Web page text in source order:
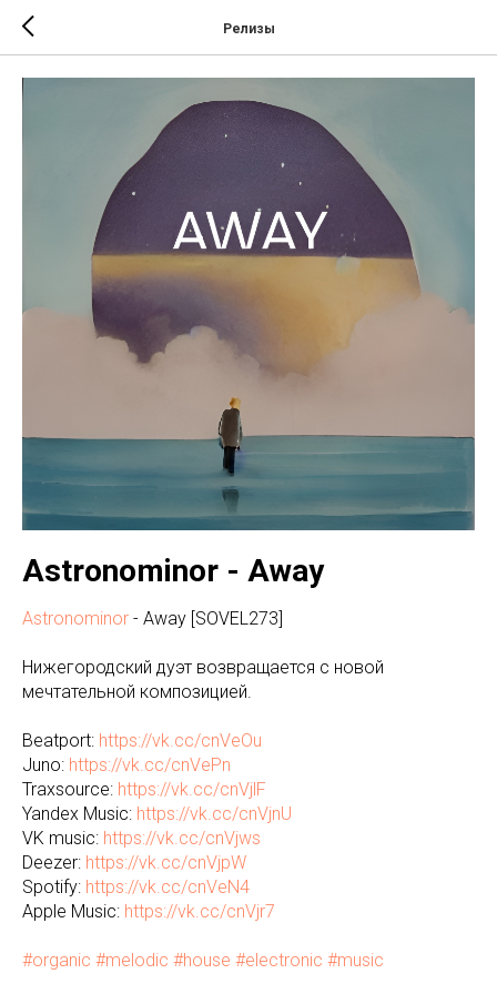
Релизы
Astronominor - Away
Astronominor - Away [SOVEL273]
Нижегородский дуэт возвращается с новой
мечтательной композицией.
Beatport: https://vk.cc/cnVeOu
Juno: https://vk.cc/cnVePn
Traxsource: https://vk.cc/cnVjlF
Yandex Music: https://vk.cc/cnVjnU
VK music: https://vk.cc/cnVjws
Deezer: https://vk.cc/cnVjpW
Spotify: https://vk.cc/cnVeN4
Apple Music: https://vk.cc/cnVjr7
#organic #melodic #house #electronic #music